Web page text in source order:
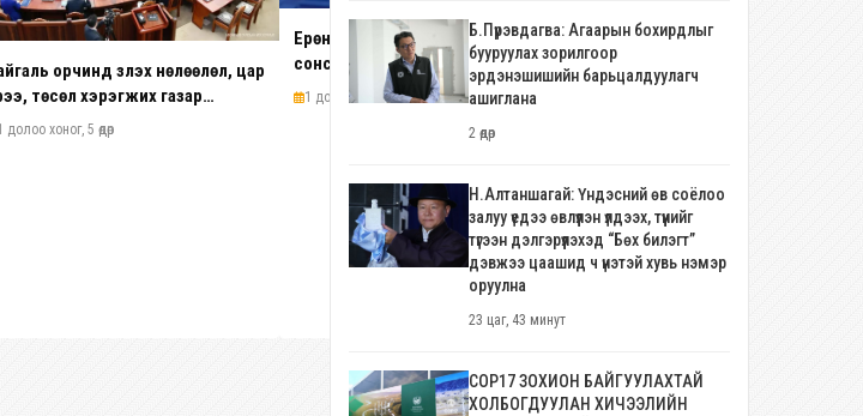
орчинд үзүүлэх нөлөөлөл, цар
төсөл хэрэгжих газар
байршил, хүчин чадлыг
долоо хоног, 5 өдөр
Ерөнхий хяналтын хоёр удаагийн
сонсголд 345 хүн оролцжээ
1 долоо хоног, 6 өдөр
чуулганд үндсэн 21 гишүүн орны
нэгээр оролцоно
2 долоо хоног, 2 өдөр
Б.Пүрэвдагва: Агаарын бохирдлыг
бууруулах зорилгоор
эрдэнэшишийн барьцалдуулагч
ашиглана
2 өдөр
Н.Алтаншагай: Үндэсний өв соёлоо
залуу үедээ өвлүүлэн үлдээх, түүнийг
түгээн дэлгэрүүлэхэд “Бөх билэгт”
дэвжээ цаашид ч үнэтэй хувь нэмэр
оруулна
23 цаг, 43 минут
COP17 ЗОХИОН БАЙГУУЛАХТАЙ
ХОЛБОГДУУЛАН ХИЧЭЭЛИЙН